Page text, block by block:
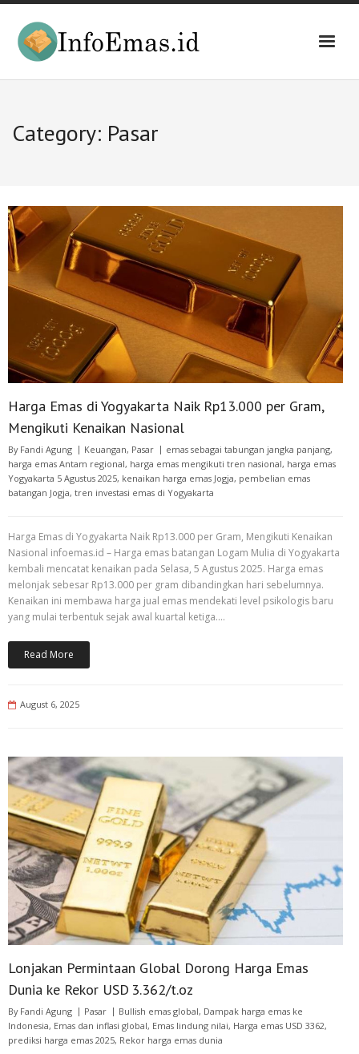
Skip
content
Category: Pasar
Harga Emas di Yogyakarta Naik Rp13.000 per Gram,
Mengikuti Kenaikan Nasional
By Fandi Agung Keuangan, Pasar emas sebagai tabungan jangka panjang,
harga emas Antam regional, harga emas mengikuti tren nasional, harga emas
Yogyakarta 5 Agustus 2025, kenaikan harga emas Jogja, pembelian emas
batangan Jogja, tren investasi emas di Yogyakarta
Harga Emas di Yogyakarta Naik Rp13.000 per Gram, Mengikuti Kenaikan
Nasional infoemas.id – Harga emas batangan Logam Mulia di Yogyakarta
kembali mencatat kenaikan pada Selasa, 5 Agustus 2025. Harga emas
melonjak sebesar Rp13.000 per gram dibandingkan hari sebelumnya.
Kenaikan ini membawa harga jual emas mendekati level psikologis baru
yang mulai terbentuk sejak awal kuartal ketiga.…
Read More
August 6, 2025
Lonjakan Permintaan Global Dorong Harga Emas
Dunia ke Rekor USD 3.362/t.oz
By Fandi Agung Pasar Bullish emas global, Dampak harga emas ke
Indonesia, Emas dan inflasi global, Emas lindung nilai, Harga emas USD 3362,
prediksi harga emas 2025, Rekor harga emas dunia